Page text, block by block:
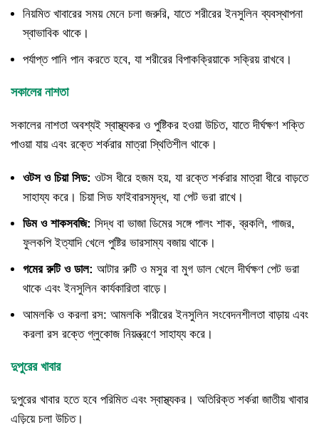
নিয়মিত খাবারের সময় মেনে চলা জরুরি, যাতে শরীরের ইনসুলিন ব্যবস্থাপনা
স্বাভাবিক থাকে।
পর্যাপ্ত পানি পান করতে হবে, যা শরীরের বিপাকক্রিয়াকে সক্রিয় রাখবে।
সকালের নাশতা
সকালের নাশতা অবশ্যই স্বাস্থ্যকর ও পুষ্টিকর হওয়া উচিত, যাতে দীর্ঘক্ষণ শক্তি
পাওয়া যায় এবং রক্তে শর্করার মাত্রা স্থিতিশীল থাকে।
ওটস ও চিয়া সিড: ওটস ধীরে হজম হয়, যা রক্তে শর্করার মাত্রা ধীরে বাড়তে
সাহায্য করে। চিয়া সিড ফাইবারসমৃদ্ধ, যা পেট ভরা রাখে।
ডিম ও শাকসবজি: সিদ্ধ বা ভাজা ডিমের সঙ্গে পালং শাক, ব্রকলি, গাজর,
ফুলকপি ইত্যাদি খেলে পুষ্টির ভারসাম্য বজায় থাকে।
গমের রুটি ও ডাল: আটার রুটি ও মসুর বা মুগ ডাল খেলে দীর্ঘক্ষণ পেট ভরা
থাকে এবং ইনসুলিন কার্যকারিতা বাড়ে।
আমলকি ও করলা রস: আমলকি শরীরের ইনসুলিন সংবেদনশীলতা বাড়ায় এবং
করলা রস রক্তে গ্লুকোজ নিয়ন্ত্রণে সাহায্য করে।
দুপুরের খাবার
দুপুরের খাবার হতে হবে পরিমিত এবং স্বাস্থ্যকর। অতিরিক্ত শর্করা জাতীয় খাবার
এড়িয়ে চলা উচিত।